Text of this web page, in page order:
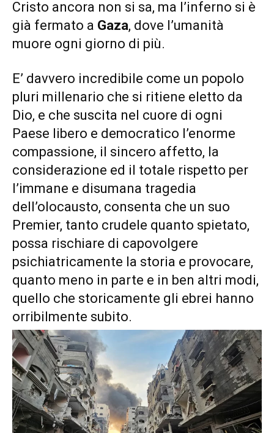
Cristo ancora non si sa, ma l’inferno si è
già fermato a Gaza, dove l’umanità
muore ogni giorno di più.
E’ davvero incredibile come un popolo
pluri millenario che si ritiene eletto da
Dio, e che suscita nel cuore di ogni
Paese libero e democratico l’enorme
compassione, il sincero affetto, la
considerazione ed il totale rispetto per
l’immane e disumana tragedia
dell’olocausto, consenta che un suo
Premier, tanto crudele quanto spietato,
possa rischiare di capovolgere
psichiatricamente la storia e provocare,
quanto meno in parte e in ben altri modi,
quello che storicamente gli ebrei hanno
orribilmente subito.